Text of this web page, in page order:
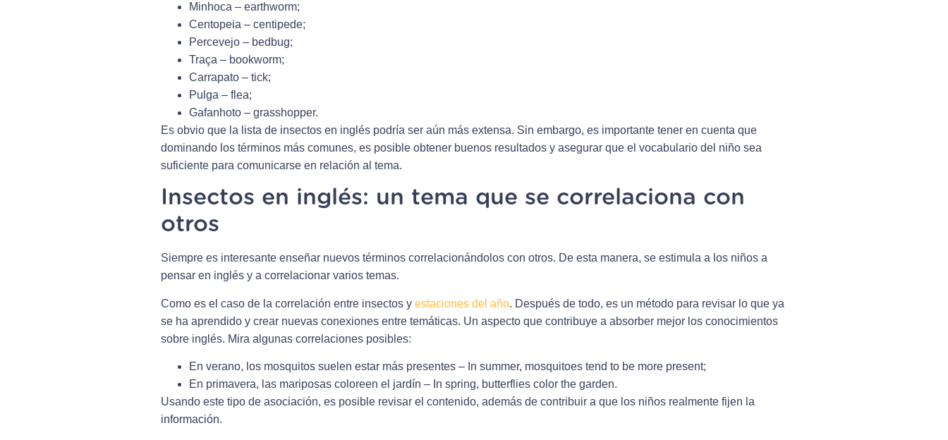
Minhoca – earthworm;
Centopeia – centipede;
Percevejo – bedbug;
Traça – bookworm;
Carrapato – tick;
Pulga – flea;
Gafanhoto – grasshopper.
Es obvio que la lista de insectos en inglés podría ser aún más extensa. Sin embargo, es importante tener en cuenta que
dominando los términos más comunes, es posible obtener buenos resultados y asegurar que el vocabulario del niño sea
suficiente para comunicarse en relación al tema.
Insectos en inglés: un tema que se correlaciona con
otros
Siempre es interesante enseñar nuevos términos correlacionándolos con otros. De esta manera, se estimula a los niños a
pensar en inglés y a correlacionar varios temas.
Como es el caso de la correlación entre insectos y estaciones del año. Después de todo, es un método para revisar lo que ya
se ha aprendido y crear nuevas conexiones entre temáticas. Un aspecto que contribuye a absorber mejor los conocimientos
sobre inglés. Mira algunas correlaciones posibles:
En verano, los mosquitos suelen estar más presentes – In summer, mosquitoes tend to be more present;
En primavera, las mariposas coloreen el jardín – In spring, butterflies color the garden.
Usando este tipo de asociación, es posible revisar el contenido, además de contribuir a que los niños realmente fijen la
información.